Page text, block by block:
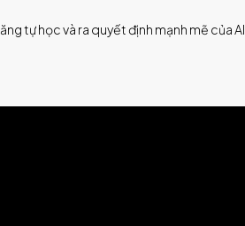
tự học và ra quyết định mạnh mẽ của AI.